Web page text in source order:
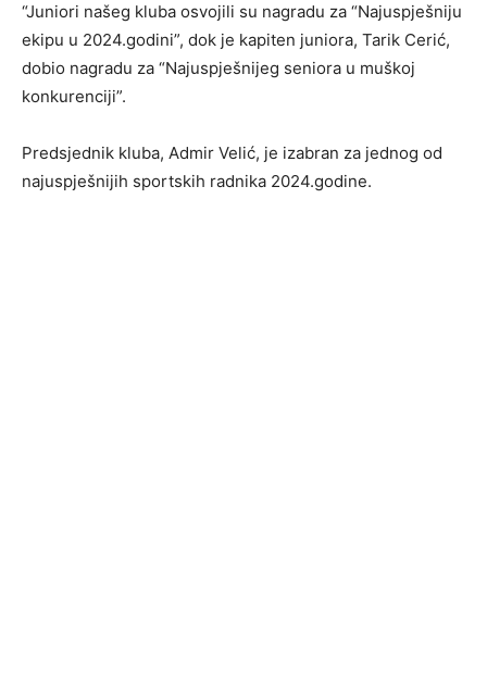
“Juniori našeg kluba osvojili su nagradu za “Najuspješniju
ekipu u 2024.godini”, dok je kapiten juniora, Tarik Cerić,
dobio nagradu za “Najuspješnijeg seniora u muškoj
konkurenciji”.
Predsjednik kluba, Admir Velić, je izabran za jednog od
najuspješnijih sportskih radnika 2024.godine.